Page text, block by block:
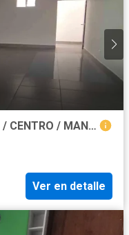
APARTAESTUDIO EN ARRIENDO / CENTRO / MANIZALES
Ver en detalle